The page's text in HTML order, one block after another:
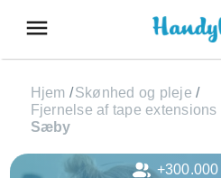
menu
Hjem /Skønhed og pleje /
Fjernelse af tape extensions
Sæby